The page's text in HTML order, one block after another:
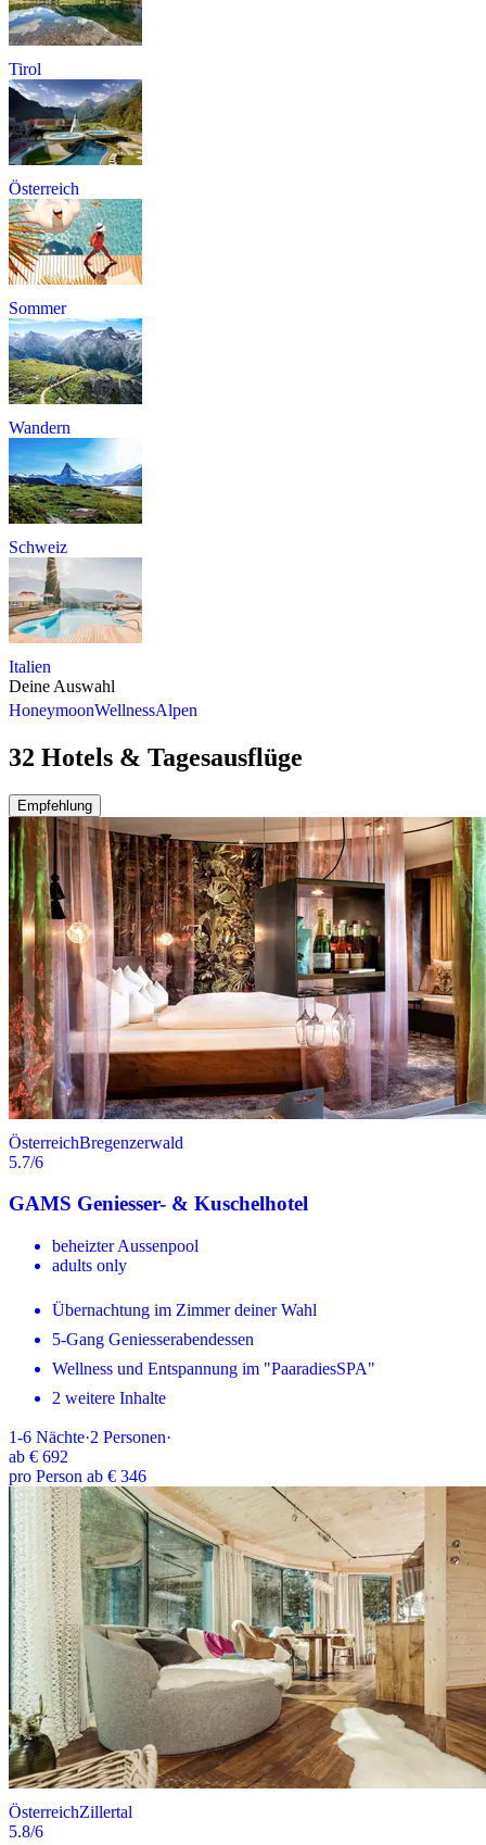
Tirol
Österreich
Sommer
Wandern
Schweiz
Italien
Deine Auswahl
HoneymoonWellnessAlpen
32 Hotels & Tagesausflüge
Empfehlung
ÖsterreichBregenzerwald
5.7/6
GAMS Geniesser- & Kuschelhotel
beheizter Aussenpool
adults only
Übernachtung im Zimmer deiner Wahl
5-Gang Geniesserabendessen
Wellness und Entspannung im "PaaradiesSPA"
2 weitere Inhalte
1-6 Nächte·2 Personen·
ab € 692
pro Person ab € 346
ÖsterreichZillertal
5.8/6